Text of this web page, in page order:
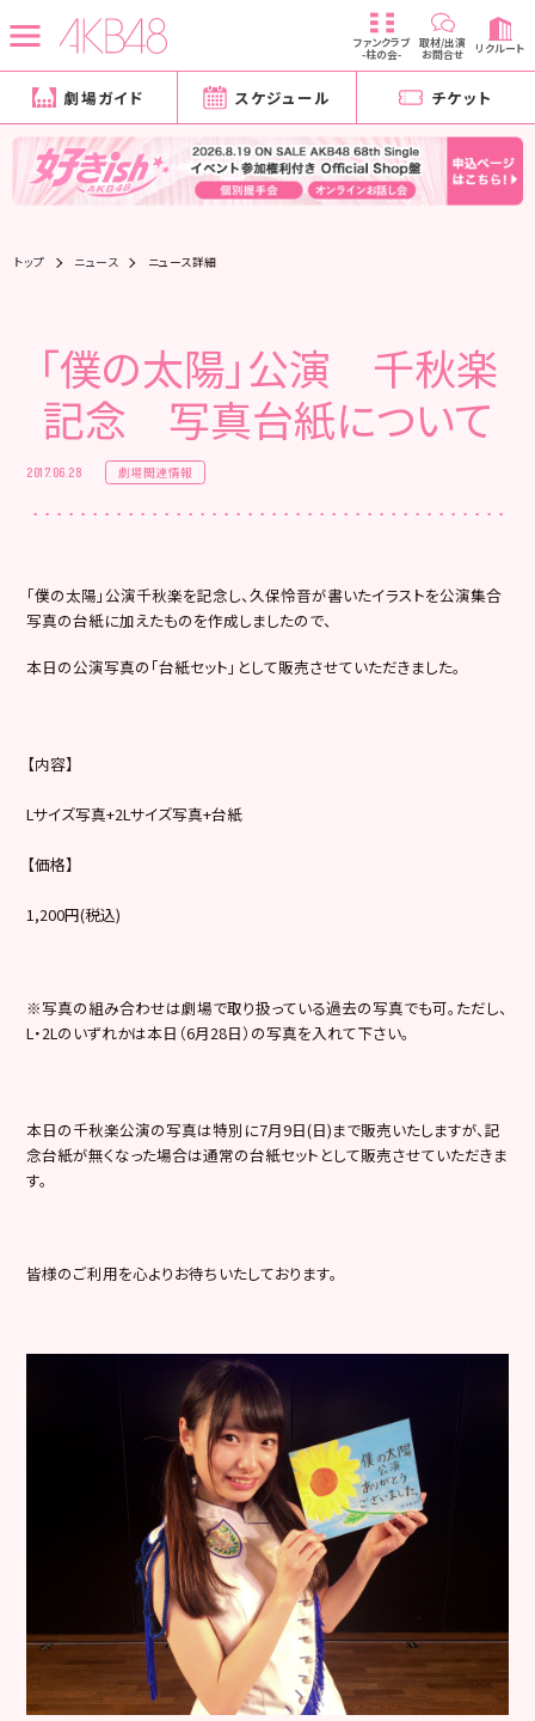
ファンクラブ
-柱の会-
取材/出演
お問合せ リクルート
劇場ガイド スケジュール チケット
トップ ニュース ニュース詳細
「僕の太陽」公演 千秋楽
記念 写真台紙について
2017.06.28 劇場関連情報
「僕の太陽」公演千秋楽を記念し、久保怜音が書いたイラストを公演集合
写真の台紙に加えたものを作成しましたので、
本日の公演写真の「台紙セット」として販売させていただきました。
【内容】
Lサイズ写真+2Lサイズ写真+台紙
【価格】
1,200円(税込)
※写真の組み合わせは劇場で取り扱っている過去の写真でも可。ただし、
L・2Lのいずれかは本日（6月28日）の写真を入れて下さい。
本日の千秋楽公演の写真は特別に7月9日(日)まで販売いたしますが、記
念台紙が無くなった場合は通常の台紙セットとして販売させていただきま
す。
皆様のご利用を心よりお待ちいたしております。